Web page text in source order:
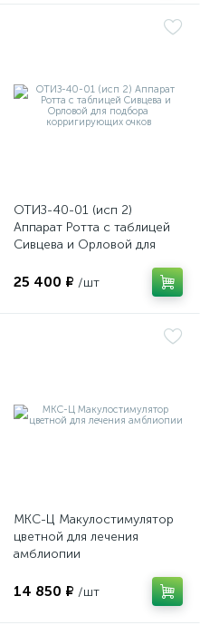
ОТИЗ-40-01 (исп 2)
Аппарат Ротта с таблицей
Сивцева и Орловой для
очков
25 400 ₽ /шт
МКС-Ц Макулостимулятор
цветной для лечения
амблиопии
14 850 ₽ /шт